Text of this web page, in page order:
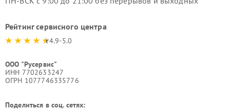
Рейтинг сервисного центра
4.9-5.0
ООО "Русервис"
ИНН 7702633247
ОГРН 1077746335776
Поделиться в соц. сетях: